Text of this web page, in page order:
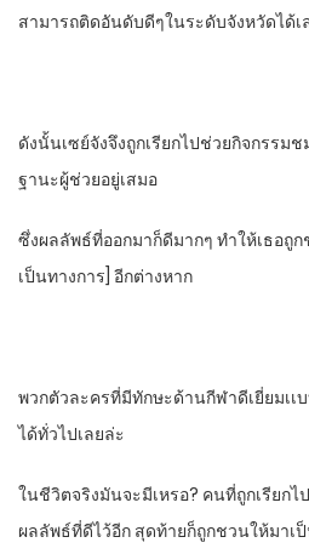
สามารถติดอันดับดีๆในระดับจังหวัดได้เ
ดังนั้นเซย์จังจึงถูกเรียกไปช่วยกิจกรรม
ฐานะผู้ช่วยอยู่เสมอ
ซึ่งผลลัพธ์ที่ออกมาก็ดีมากๆ​ ทําให้เธอถู
เป็นทางการ]​ อีกต่างหาก​
พวกตัวละครที่มีทักษะด้านกีฬา​ดีเยี่ยมเเ
ได้ทั่วไปเลยล่ะ
ในชีวิตจริงมันจะมีเหรอ? คนที่ถูกเรียกไ
ผลลัพธ์​ที่ดีไว้อีก​ สุดท้ายก็ถูกชวนให้มาเ